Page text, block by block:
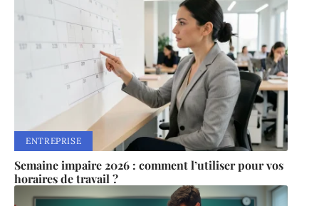
ENTREPRISE
Semaine impaire 2026 : comment l’utiliser pour vos
horaires de travail ?